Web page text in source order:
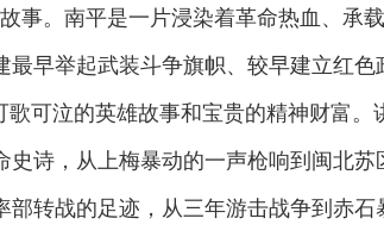
事。南平是一片浸染着革命热血、承载
早举起武装斗争旗帜、较早建立红色
可泣的英雄故事和宝贵的精神财富。
诗，从上梅暴动的一声枪响到闽北苏
转战的足迹，从三年游击战争到赤石